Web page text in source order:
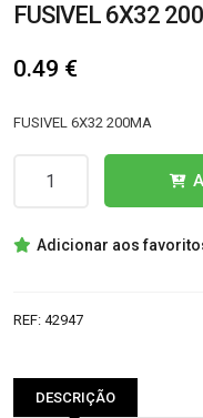
FUSIVEL 6X32
0.49 €
FUSIVEL 6X32 200MA
6X32Adicionar aos
REF: 42947
DESCRIÇÃO